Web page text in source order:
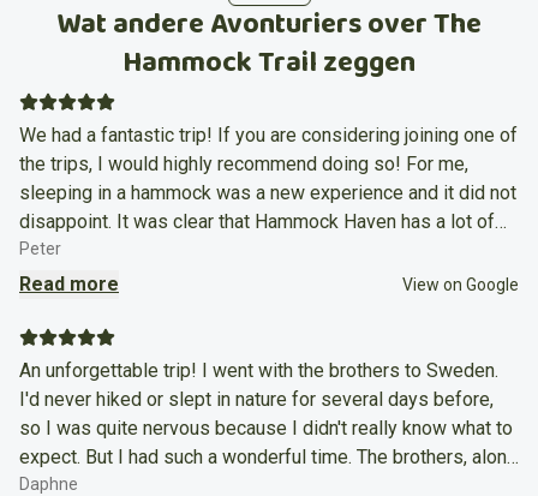
Wat andere Avonturiers over The
Hammock Trail zeggen
We had a fantastic trip! If you are considering joining one of
the trips, I would highly recommend doing so! For me,
sleeping in a hammock was a new experience and it did not
disappoint. It was clear that Hammock Haven has a lot of
experience with hammocking and hiking because all the
little details were very well designed. The hammocks were
guides were two brothers with a great sense of humour
that managed to always keep a great atmosphere in the
group, even on the day with a lot of rain. They were also
very knowledgeable and willing to help when setting up our
hammocks for the night. They even brought a set of
birthday decorations because they noticed one of us would
Peter
Read more View on Google
An unforgettable trip! I went with the brothers to Sweden.
I'd never hiked or slept in nature for several days before,
so I was quite nervous because I didn't really know what to
expect. But I had such a wonderful time. The brothers, along
with all the clear information on the website, made sure I
Daphne